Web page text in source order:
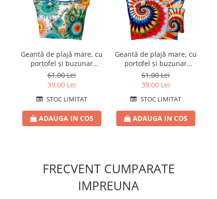
Geantă de plajă mare, cu
portofel și buzunar
interior KD2489
61,00 Lei
39,00 Lei
STOC LIMITAT
ADAUGA IN COS
Geantă de plajă mare, cu
portofel și buzunar
interior KD2482
61,00 Lei
39,00 Lei
STOC LIMITAT
ADAUGA IN COS
FRECVENT CUMPARATE
IMPREUNA